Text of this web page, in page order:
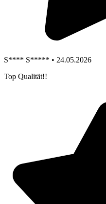
S**** S***** • 24.05.2026
Top Qualität!!